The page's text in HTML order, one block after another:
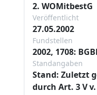
2. WOMitbestG
Veröffentlicht
27.05.2002
Fundstellen
2002, 1708:
Standangaben
Stand: Zuletzt
durch Art. 3 V